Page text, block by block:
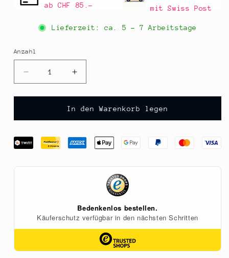
ab CHF 85.– mit Swiss Post
Lieferzeit: ca. 5 - 7 Arbeitstage
Anzahl
Anzahl
Verringere
die
Menge
Doriza,
Couverture,
45
Choba
Erhöhe
die
Menge
für
Doriza,
Couverture,
45
Callets,
Choba
In den Warenkorb legen